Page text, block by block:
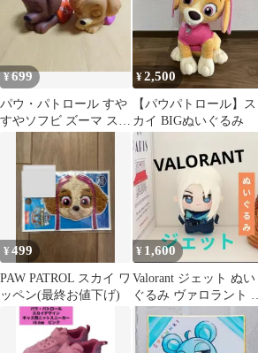
¥699
パウ・パトロール すや
すやソフビ ズーマ スカ
イ 2種セット
¥2,500
【パウパトロール】ス
カイ BIGぬいぐるみ
¥499
PAW PATROL スカイ ワ
ッペン(最終お値下げ)
¥ 1,600
Valorant ジェット ぬい
ぐるみ ヴァロラント 新
品未使用品